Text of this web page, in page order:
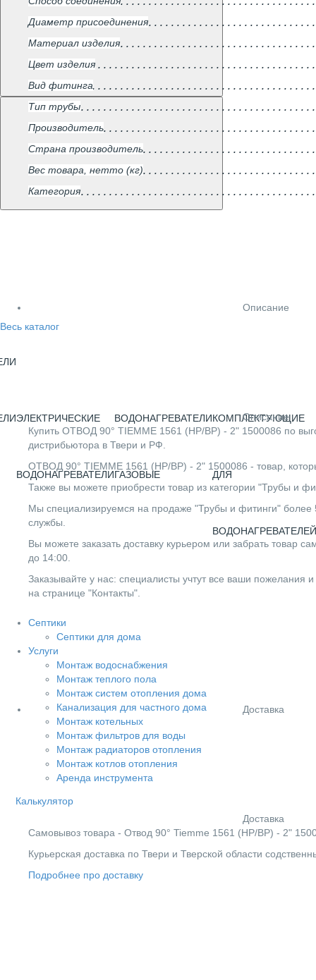
Весь каталог
ЭЛЕКТРИЧЕСКИЕ
ВОДОНАГРЕВАТЕЛИ
ВОДОНАГРЕВАТЕЛИ
ГАЗОВЫЕ
КОМПЛЕКТУЮЩИЕ
ДЛЯ
ВОДОНАГРЕВАТЕЛЕЙ
Септики
Септики для дома
Услуги
Монтаж водоснабжения
Монтаж теплого пола
Монтаж систем отопления дома
Канализация для частного дома
Монтаж котельных
Монтаж фильтров для воды
Монтаж радиаторов отопления
Монтаж котлов отопления
Аренда инструмента
Калькулятор
Диаметр присоединения
Материал изделия
Цвет изделия
Вид фитинга
Тип трубы
Производитель
Страна производитель
Вес товара, нетто (кг)
Категория
Описание
Описание
Купить ОТВОД 90° TIEMME 1561 (НР/ВР) - 2" 1500086 по
дистрибьютора в Твери и РФ.
ОТВОД 90° TIEMME 1561 (НР/ВР) - 2" 1500086 - товар,
Также вы можете приобрести товар из категории "Трубы и
Мы специализируемся на продаже "Трубы и фитинги" более
службы.
Вы можете заказать доставку курьером или забрать товар
до 14:00.
Заказывайте у нас: специалисты учтут все ваши
на странице "Контакты".
Доставка
Доставка
Cамовывоз товара - Отвод 90° Tiemme 1561 (НР/ВР) - 2"
Курьерская доставка по Твери и Тверской области
Подробнее про доставку